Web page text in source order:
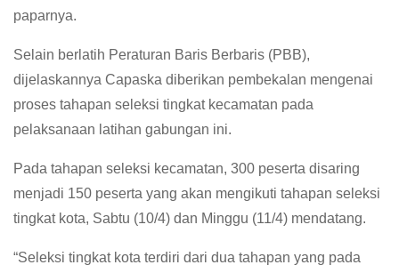
paparnya.
Selain berlatih Peraturan Baris Berbaris (PBB),
dijelaskannya Capaska diberikan pembekalan mengenai
proses tahapan seleksi tingkat kecamatan pada
pelaksanaan latihan gabungan ini.
Pada tahapan seleksi kecamatan, 300 peserta disaring
menjadi 150 peserta yang akan mengikuti tahapan seleksi
tingkat kota, Sabtu (10/4) dan Minggu (11/4) mendatang.
“Seleksi tingkat kota terdiri dari dua tahapan yang pada